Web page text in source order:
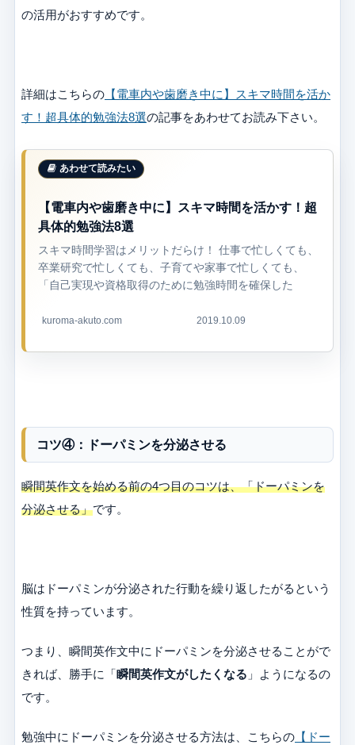
の活用がおすすめです。
詳細はこちらの 【電車内や歯磨き中に】スキマ時間を活か
す！超具体的勉強法8選の記事をあわせてお読み下さい。
【電車内や歯磨き中に】スキマ時間を活かす！超
具体的勉強法8選
スキマ時間学習はメリットだらけ！ 仕事で忙しくても、
卒業研究で忙しくても、子育てや家事で忙しくても、
「自己実現や資格取得のために勉強時間を確保した
ラリーマンの方を例にとると、大手転職サ...
kuroma-akuto.com 2019.10.09
コツ④：ドーパミンを分泌させる
瞬間英作文を始める前の4つ目のコツは、「ドーパミンを
分泌させる」です。
脳はドーパミンが分泌された行動を繰り返したがるという
性質を持っています。
つまり、瞬間英作文中にドーパミンを分泌させることがで
きれば、勝手に「瞬間英作文がしたくなる 」ようになるの
です。
勉強中にドーパミンを分泌させる方法は、こちらの 【ドー